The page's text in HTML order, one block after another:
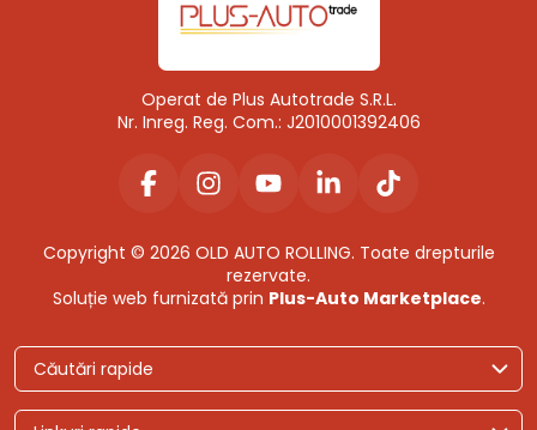
Operat de Plus Autotrade S.R.L.
Nr. Inreg. Reg. Com.: J2010001392406
Copyright © 2026 OLD AUTO ROLLING. Toate drepturile
rezervate.
Soluție web furnizată prin Plus-Auto Marketplace.
Căutări rapide